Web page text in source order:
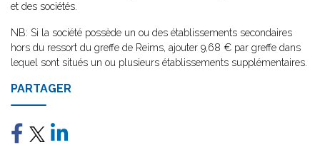
et des sociétés.
NB: Si la société possède un ou des établissements secondaires
hors du ressort du greffe de Reims, ajouter 9,68 € par greffe dans
lequel sont situés un ou plusieurs établissements supplémentaires.
PARTAGER